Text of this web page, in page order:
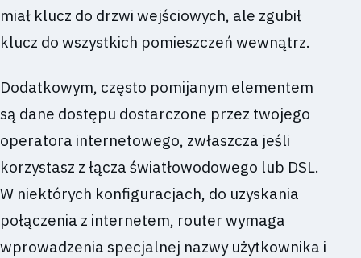
miał klucz do drzwi wejściowych, ale zgubił
klucz do wszystkich pomieszczeń wewnątrz.
Dodatkowym, często pomijanym elementem
są dane dostępu dostarczone przez twojego
operatora internetowego, zwłaszcza jeśli
korzystasz z łącza światłowodowego lub DSL.
W niektórych konfiguracjach, do uzyskania
połączenia z internetem, router wymaga
wprowadzenia specjalnej nazwy użytkownika i